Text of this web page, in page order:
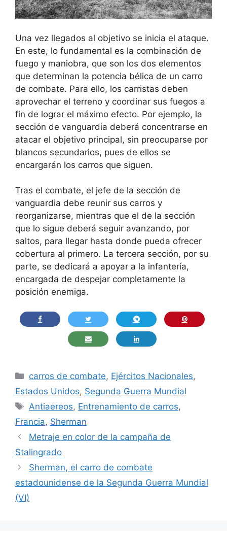
Una vez llegados al objetivo se inicia el ataque.
En este, lo fundamental es la combinación de
fuego y maniobra, que son los dos elementos
que determinan la potencia bélica de un carro
de combate. Para ello, los carristas deben
aprovechar el terreno y coordinar sus fuegos a
fin de lograr el máximo efecto. Por ejemplo, la
sección de vanguardia deberá concentrarse en
atacar el objetivo principal, sin preocuparse por
blancos secundarios, pues de ellos se
encargarán los carros que siguen.
Tras el combate, el jefe de la sección de
vanguardia debe reunir sus carros y
reorganizarse, mientras que el de la sección
que lo sigue deberá seguir avanzando, por
saltos, para llegar hasta donde pueda ofrecer
cobertura al primero. La tercera sección, por su
parte, se dedicará a apoyar a la infantería,
encargada de despejar completamente la
posición enemiga.
Categorías
carros de combate, Ejércitos Nacionales,
Estados Unidos, Segunda Guerra Mundial
Etiquetas
Antiaereos, Entrenamiento de carros,
Francia, Sherman
Metraje en color de la campaña de
Stalingrado
Sherman, el carro de combate
estadounidense de la Segunda Guerra Mundial
(VI)